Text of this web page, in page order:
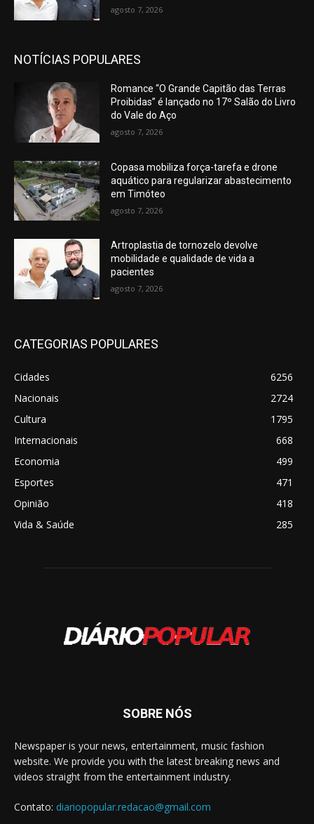
agosto 7, 2026
NOTÍCIAS POPULARES
Romance “O Grande Capitão das Terras
Proibidas” é lançado no 17º Salão do Livro
do Vale do Aço
agosto 7, 2026
Copasa mobiliza força-tarefa e drone
aquático para regularizar abastecimento
em Timóteo
agosto 7, 2026
Artroplastia de tornozelo devolve
mobilidade e qualidade de vida a
pacientes
agosto 7, 2026
CATEGORIAS POPULARES
Cidades
6256
Nacionais
2724
Cultura
1795
Internacionais
668
Economia
499
Esportes
471
Opinião
418
Vida & Saúde
285
SOBRE NÓS
Newspaper is your news, entertainment, music fashion
website. We provide you with the latest breaking news and
videos straight from the entertainment industry.
Contato: diariopopular.redacao@gmail.com